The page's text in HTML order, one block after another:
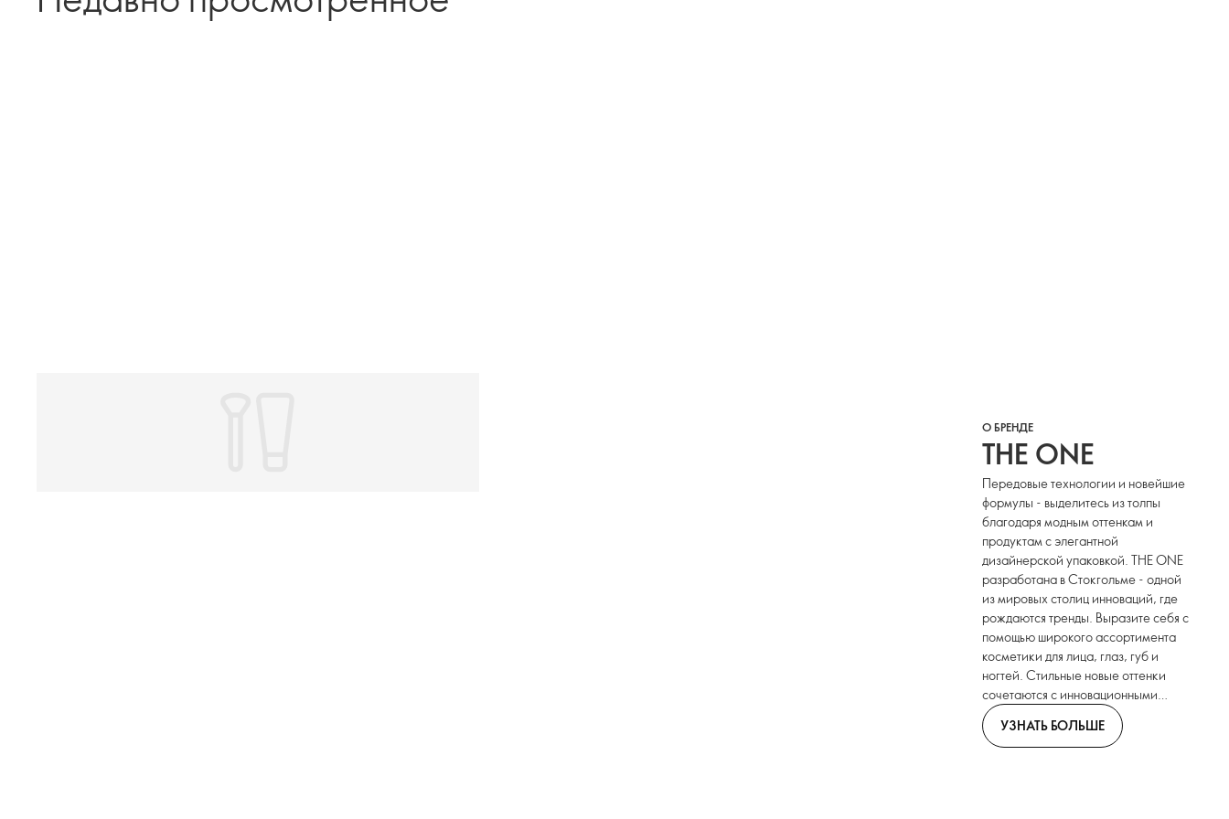
О БРЕНДЕ
THE ONE
Передовые технологии и новейшие
формулы - выделитесь из толпы
благодаря модным оттенкам и
продуктам с элегантной
дизайнерской упаковкой. THE ONE
разработана в Стокгольме - одной
из мировых столиц инноваций, где
рождаются тренды. Выразите себя с
помощью широкого ассортимента
косметики для лица, глаз, губ и
ногтей. Стильные новые оттенки
сочетаются с инновационными
форматами.
УЗНАТЬ БОЛЬШЕ